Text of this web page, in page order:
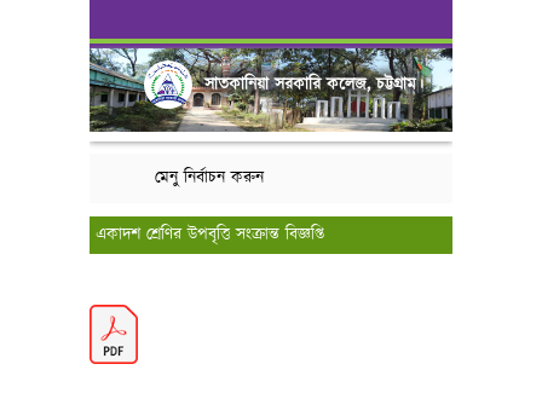
সাতকানিয়া সরকারি কলেজ, চট্টগ্রাম।
মেনু নির্বাচন করুন
একাদশ শ্রেণির উপবৃত্তি সংক্রান্ত বিজ্ঞপ্তি